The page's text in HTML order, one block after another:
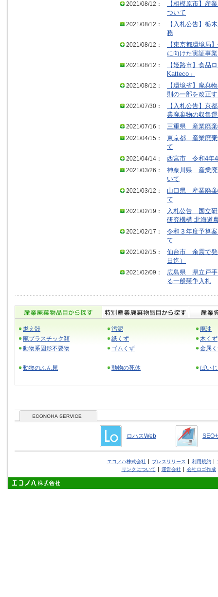
2021/08/12：
【相模原市】産
ついて
2021/08/12：
【入札公告】栃
務
2021/08/12：
【東京都環境局
に向けた実証事
2021/08/12：
【姫路市】食品
Katteco」
2021/08/12：
【環境省】廃棄
則の一部を改正
2021/07/30：
【入札公告】京
業廃棄物の収集
2021/07/16：
三重県 産業廃棄
2021/04/15：
東京都 産業廃棄
て
2021/04/14：
西宮市 令和4年4
2021/03/26：
神奈川県 産業廃
いて
2021/03/12：
山口県 産業廃棄
て
2021/02/19：
入札公告 国立研
研究機構 北海道
2021/02/17：
令和３年度予算
て
2021/02/15：
仙台市 余震で発
日迄）
2021/02/09：
広島県 県立戸手
る一般競争入札
燃え殻 汚泥
廃油
廃プラスチック類
紙くず
木くず
動物系固形不要物
ゴムくず 金属
動物のふん尿 動物の死体 ばい
ロハスWeb SEO
エコノハ株式会社 プレスリリース 利用規約
リンクについて
運営会社 会社ロゴ作成